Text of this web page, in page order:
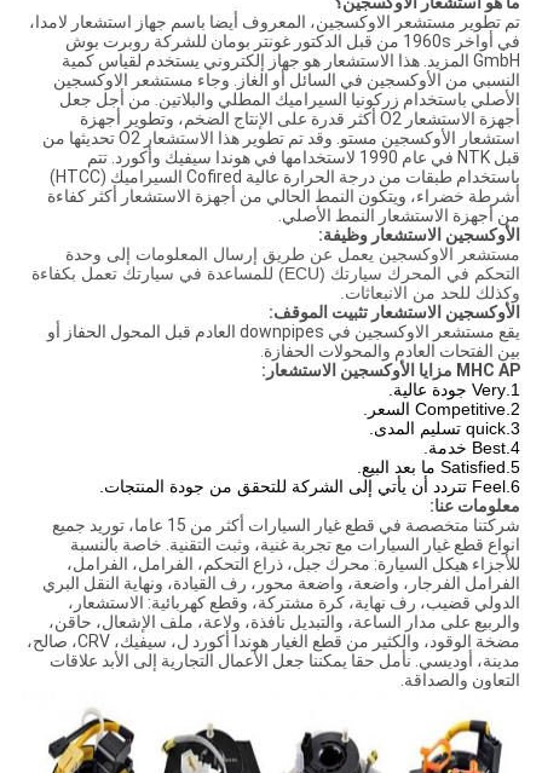
تم تطوير مستشعر الاوكسجين، المعروف أيضا باسم جهاز استشعار لامدا،
في أواخر 1960s من قبل الدكتور غونتر بومان للشركة روبرت بوش
GmbH المزيد. هذا الاستشعار هو جهاز إلكتروني يستخدم لقياس كمية
النسبي من الأوكسجين في السائل أو الغاز. وجاء مستشعر الاوكسجين
الأصلي باستخدام زركونيا السيراميك المطلي والبلاتين. من أجل جعل
أجهزة الاستشعار O2 أكثر قدرة على الإنتاج الضخم، وتطوير أجهزة
استشعار الأوكسجين مستو. وقد تم تطوير هذا الاستشعار O2 تحديثها من
قبل NTK في عام 1990 لاستخدامها في هوندا سيفيك وأكورد. تتم
باستخدام طبقات من درجة الحرارة عالية Cofired السيراميك (HTCC)
أشرطة خضراء، ويتكون النمط الحالي من أجهزة الاستشعار أكثر كفاءة
من أجهزة الاستشعار النمط الأصلي.
الأوكسجين الاستشعار وظيفة:
مستشعر الاوكسجين يعمل عن طريق إرسال المعلومات إلى وحدة
التحكم في المحرك سيارتك (ECU) للمساعدة في سيارتك تعمل بكفاءة
وكذلك للحد من الانبعاثات.
الأوكسجين الاستشعار تثبيت الموقف:
يقع مستشعر الاوكسجين في downpipes العادم قبل المحول الحفاز أو
بين الفتحات العادم والمحولات الحفازة.
MHC AP مزايا الأوكسجين الاستشعار:
1.Very جودة عالية.
2.Competitive السعر.
3.quick تسليم المدى.
4.Best خدمة.
5.Satisfied ما بعد البيع.
6.Feel تتردد أن يأتي إلى الشركة للتحقق من جودة المنتجات.
معلومات عنا:
شركتنا متخصصة في قطع غيار السيارات أكثر من 15 عاما، توريد جميع
انواع قطع غيار السيارات مع تجربة غنية، وثبت التقنية. خاصة بالنسبة
للأجزاء هيكل السيارة: محرك جبل، ذراع التحكم، الفرامل، الفرامل،
الفرامل الفرجار، واضعة، واضعة محور، رف القيادة، ونهاية النقل البري
الدولي قضيب، رف نهاية، كرة مشتركة، وقطع كهربائية: الاستشعار،
والربيع على مدار الساعة، والتبديل نافذة، ولاعة، ملف الإشعال، حاقن،
مضخة الوقود، والكثير من قطع الغيار هوندا أكورد ل، سيفيك، CRV، صالح،
مدينة، أوديسي. نأمل حقا يمكننا جعل الأعمال التجارية إلى الأبد علاقات
التعاون والصداقة.